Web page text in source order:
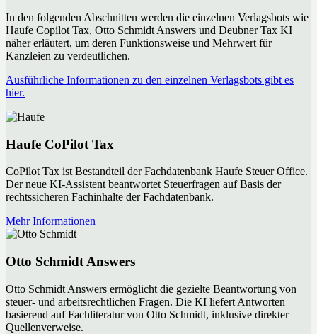
In den folgenden Abschnitten werden die einzelnen Verlagsbots wie
Haufe Copilot Tax, Otto Schmidt Answers und Deubner Tax KI
näher erläutert, um deren Funktionsweise und Mehrwert für
Kanzleien zu verdeutlichen.
Ausführliche Informationen zu den einzelnen Verlagsbots gibt es
hier.
Haufe CoPilot Tax
CoPilot Tax ist Bestandteil der Fachdatenbank Haufe Steuer Office.
Der neue KI-Assistent beantwortet Steuerfragen auf Basis der
rechtssicheren Fachinhalte der Fachdatenbank.
Mehr Informationen
Otto Schmidt Answers
Otto Schmidt Answers ermöglicht die gezielte Beantwortung von
steuer- und arbeitsrechtlichen Fragen. Die KI liefert Antworten
basierend auf Fachliteratur von Otto Schmidt, inklusive direkter
Quellenverweise.